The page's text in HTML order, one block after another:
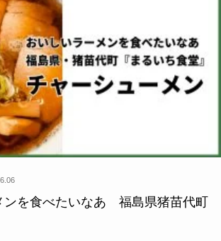
ンを食べたいなあ 福島県猪苗代町